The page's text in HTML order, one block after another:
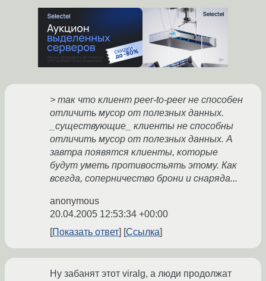
> так что клиент peer-to-peer не способен
отличить мусор от полезных данных.
_существующие_ клиенты не способны
отличить мусор от полезных данных. А
завтра появятся клиенты, которые
будут уметь противостьять этому. Как
всегда, соперничество брони и снаряда...
anonymous
20.04.2005 12:53:34 +00:00
Показать ответ
Ссылка
Ну забанят этот viralg, а люди продолжат